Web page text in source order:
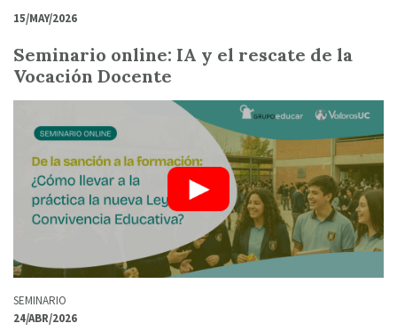
15/MAY/2026
Seminario online: IA y el rescate de la
Vocación Docente
SEMINARIO
24/ABR/2026